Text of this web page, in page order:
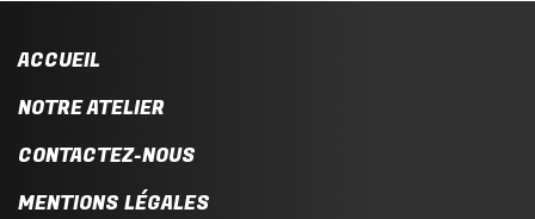
ACCUEIL
NOTRE ATELIER
CONTACTEZ-NOUS
MENTIONS LÉGALES